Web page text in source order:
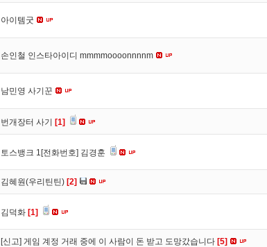
아이템굿
손인철 인스타아이디 mmmmoooonnnnm
남민영 사기꾼
번개장터 사기 [1]
토스뱅크 1[전화번호] 김경훈
김혜원(우리틴틴) [2]
김덕화 [1]
[신고] 게임 계정 거래 중에 이 사람이 돈 받고 도망갔습니다 [5]